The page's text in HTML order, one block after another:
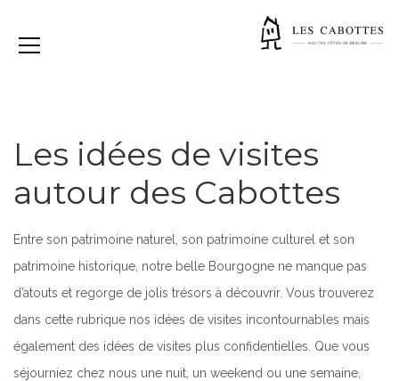
Les idées de visites
autour des Cabottes
Entre son patrimoine naturel, son patrimoine culturel et son
patrimoine historique, notre belle Bourgogne ne manque pas
d’atouts et regorge de jolis trésors à découvrir. Vous trouverez
dans cette rubrique nos idées de visites incontournables mais
également des idées de visites plus confidentielles. Que vous
séjourniez chez nous une nuit, un weekend ou une semaine,